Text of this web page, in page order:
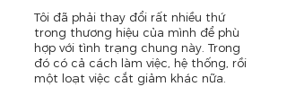
Tôi đã phải thay đổi rất nhiều thứ
trong thương hiệu của mình để phù
hợp với tình trạng chung này. Trong
đó có cả cách làm việc, hệ thống, rồi
một loạt việc cắt giảm khác nữa.